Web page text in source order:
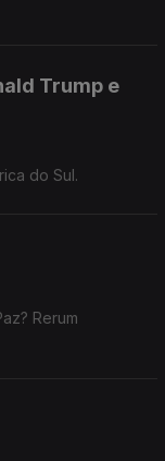
Trump e
do Sul.
Rerum